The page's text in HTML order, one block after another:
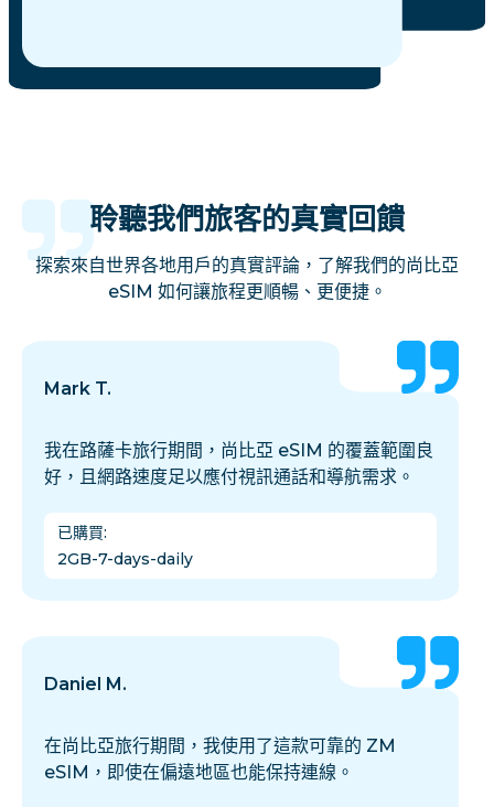
聆聽我們旅客的真實回饋
探索來自世界各地用戶的真實評論，了解我們的尚比亞
eSIM 如何讓旅程更順暢、更便捷。
Mark T.
我在路薩卡旅行期間，尚比亞 eSIM 的覆蓋範圍良
好，且網路速度足以應付視訊通話和導航需求。
已購買:
2GB-7-days-daily
Daniel M.
在尚比亞旅行期間，我使用了這款可靠的 ZM
eSIM，即使在偏遠地區也能保持連線。